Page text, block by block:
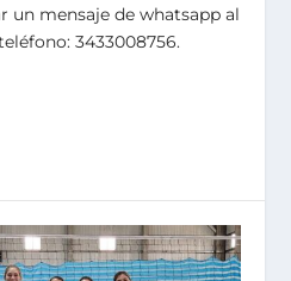
un mensaje de whatsapp al
3433008756.